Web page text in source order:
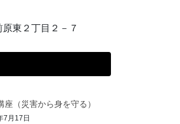
原東２丁目２－７
座（災害から身を守る）
7月17日